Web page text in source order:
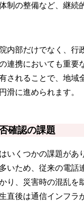
制の整備など、継続
内部だけでなく、行
連携においても重要
されることで、地域
滑に進められます。
確認の課題
いくつかの課題があ
いため、従来の電話
り、災害時の混乱を
直後は通信インフラ